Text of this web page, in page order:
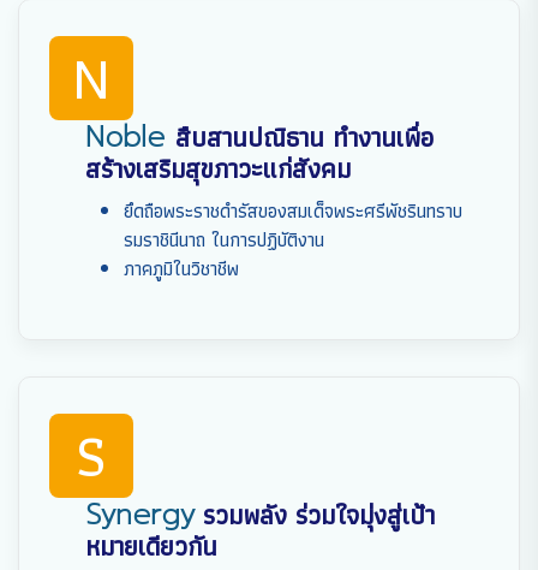
N
Noble สืบสานปณิธาน ทำงานเพื่อ
สร้างเสริมสุขภาวะแก่สังคม
ยึดถือพระราชดำรัสของสมเด็จพระศรีพัชรินทราบ
รมราชินีนาถ ในการปฏิบัติงาน
ภาคภูมิในวิชาชีพ
S
Synergyรวมพลัง ร่วมใจมุ่งสู่เป้า
หมายเดียวกัน